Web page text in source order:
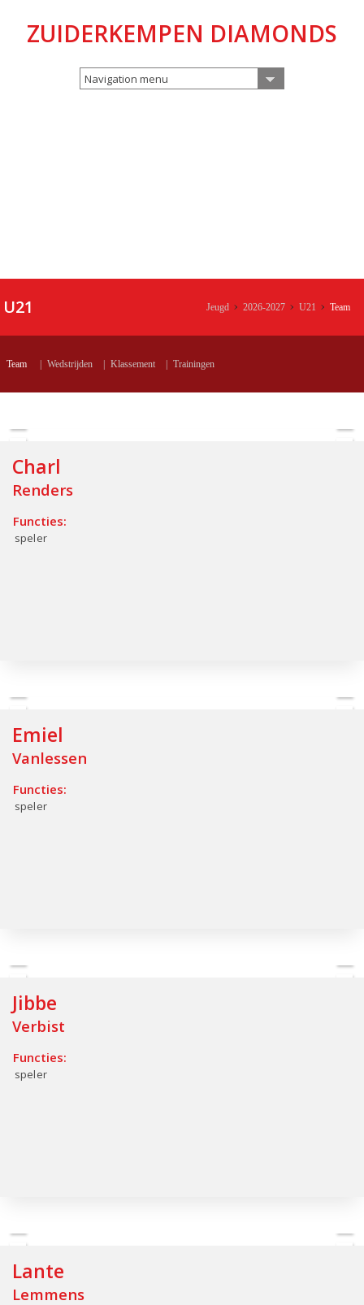
ZUIDERKEMPEN DIAMONDS
Navigation menu
U21 Jeugd 2026-2027 U21 Team
Team Wedstrijden Klassement Trainingen
Charl
Renders
Functies:
speler
Emiel
Vanlessen
Functies:
speler
Jibbe
Verbist
Functies:
speler
Lante
Lemmens